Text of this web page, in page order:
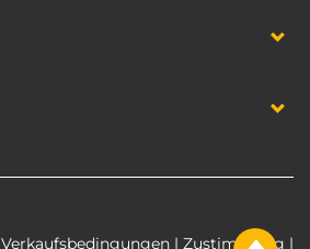
Verkaufsbedingungen | Zustimmung |